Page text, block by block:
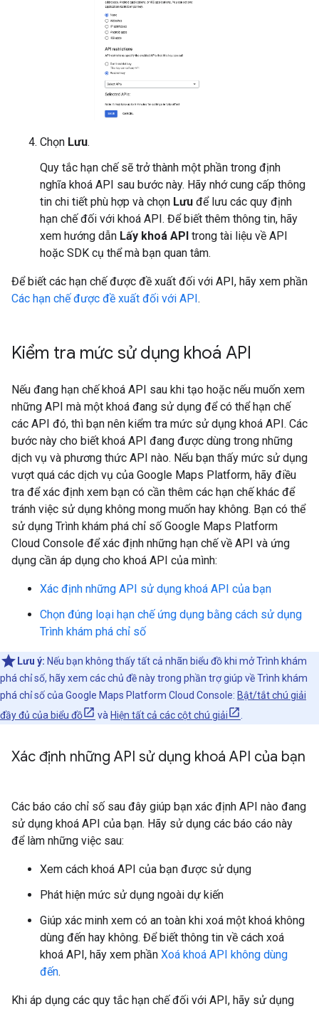
Chọn Lưu.
Quy tắc hạn chế sẽ trở thành một phần trong định
nghĩa khoá API sau bước này. Hãy nhớ cung cấp thông
tin chi tiết phù hợp và chọn Lưu để lưu các quy định
hạn chế đối với khoá API. Để biết thêm thông tin, hãy
xem hướng dẫn Lấy khoá API trong tài liệu về API
hoặc SDK cụ thể mà bạn quan tâm.
Để biết các hạn chế được đề xuất đối với API, hãy xem phần
Các hạn chế được đề xuất đối với API.
Kiểm tra mức sử dụng khoá API
Nếu đang hạn chế khoá API sau khi tạo hoặc nếu muốn xem
những API mà một khoá đang sử dụng để có thể hạn chế
các API đó, thì bạn nên kiểm tra mức sử dụng khoá API. Các
bước này cho biết khoá API đang được dùng trong những
dịch vụ và phương thức API nào. Nếu bạn thấy mức sử dụng
vượt quá các dịch vụ của Google Maps Platform, hãy điều
tra để xác định xem bạn có cần thêm các hạn chế khác để
tránh việc sử dụng không mong muốn hay không. Bạn có thể
sử dụng Trình khám phá chỉ số Google Maps Platform
Cloud Console để xác định những hạn chế về API và ứng
dụng cần áp dụng cho khoá API của mình:
Xác định những API sử dụng khoá API của bạn
Chọn đúng loại hạn chế ứng dụng bằng cách sử dụng
Trình khám phá chỉ số
Lưu ý: Nếu bạn không thấy tất cả nhãn biểu đồ khi mở Trình khám
phá chỉ số, hãy xem các chủ đề này trong phần trợ giúp về Trình khám
phá chỉ số của Google Maps Platform Cloud Console: Bật/tắt chú giải
đầy đủ của biểu đồ
và Hiện tất cả các cột chú giải
Xác định những API sử dụng khoá API của bạn
Các báo cáo chỉ số sau đây giúp bạn xác định API nào đang
sử dụng khoá API của bạn. Hãy sử dụng các báo cáo này
để làm những việc sau:
Xem cách khoá API của bạn được sử dụng
Phát hiện mức sử dụng ngoài dự kiến
Giúp xác minh xem có an toàn khi xoá một khoá không
dùng đến hay không. Để biết thông tin về cách xoá
khoá API, hãy xem phần Xoá khoá API không dùng
đến.
Khi áp dụng các quy tắc hạn chế đối với API, hãy sử dụng